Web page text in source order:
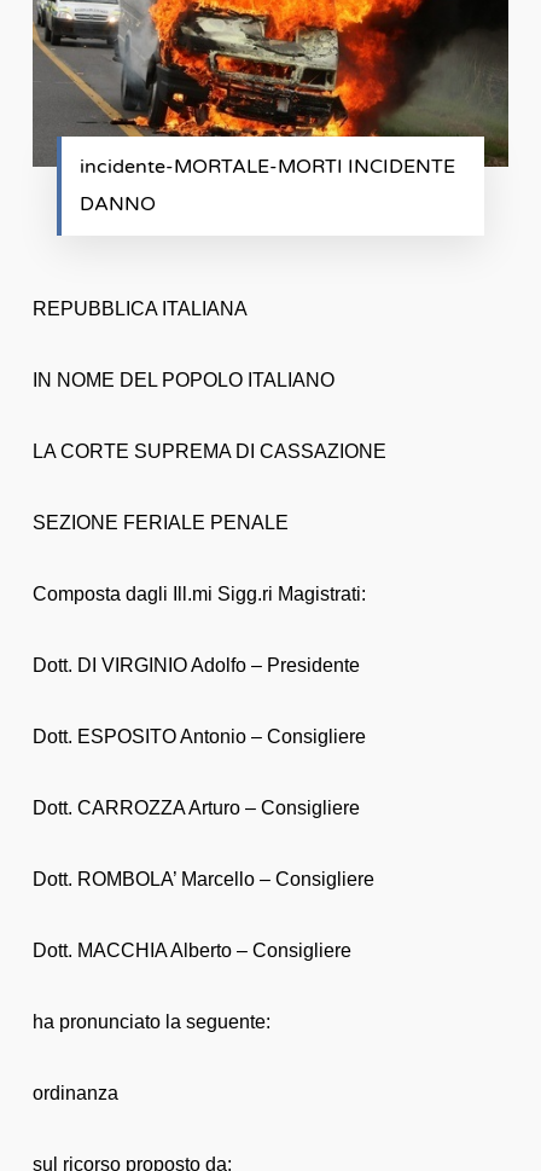
incidente-MORTALE-MORTI INCIDENTE
DANNO
REPUBBLICA ITALIANA
IN NOME DEL POPOLO ITALIANO
LA CORTE SUPREMA DI CASSAZIONE
SEZIONE FERIALE PENALE
Composta dagli Ill.mi Sigg.ri Magistrati:
Dott. DI VIRGINIO Adolfo – Presidente
Dott. ESPOSITO Antonio – Consigliere
Dott. CARROZZA Arturo – Consigliere
Dott. ROMBOLA’ Marcello – Consigliere
Dott. MACCHIA Alberto – Consigliere
ha pronunciato la seguente:
ordinanza
sul ricorso proposto da: